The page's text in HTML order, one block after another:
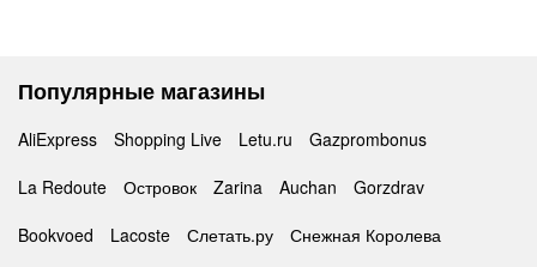
Популярные магазины
AliExpress Shopping Live Letu.ru
Gazprombonus
La Redoute
Островок Zarina Auchan
Gorzdrav
Bookvoed
Lacoste Слетать.ру Снежная Королева